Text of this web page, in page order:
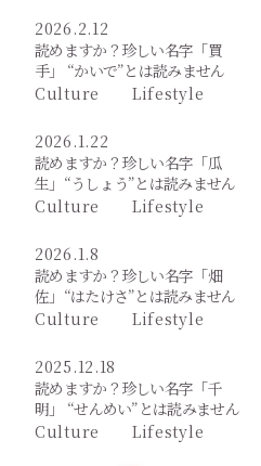
2026.2.12
読めますか？珍しい名字「買
手」 “かいで”とは読みません
Culture
Lifestyle
2026.1.22
読めますか？珍しい名字「瓜
生」“うしょう”とは読みません
Culture
Lifestyle
2026.1.8
読めますか？珍しい名字「畑
佐」“はたけさ”とは読みません
Culture
Lifestyle
2025.12.18
読めますか？珍しい名字「千
明」 “せんめい”とは読みません
Culture
Lifestyle